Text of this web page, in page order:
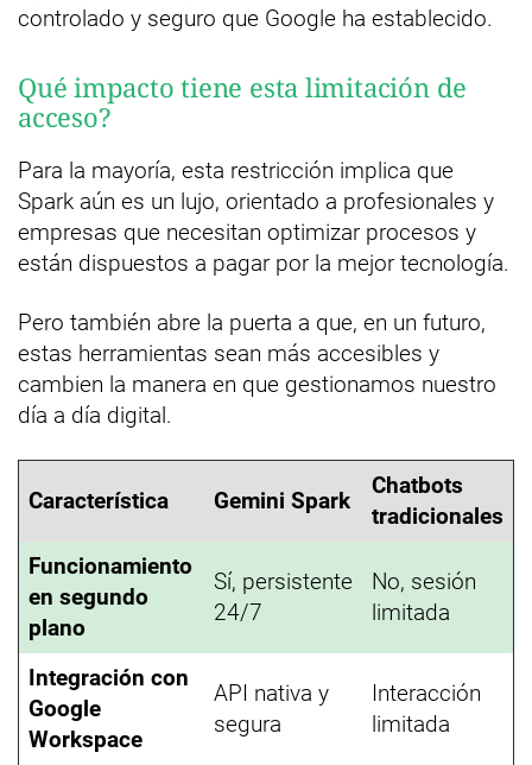
controlado y seguro que Google ha establecido.
Qué impacto tiene esta limitación de
acceso?
Para la mayoría, esta restricción implica que
Spark aún es un lujo, orientado a profesionales y
empresas que necesitan optimizar procesos y
están dispuestos a pagar por la mejor tecnología.
Pero también abre la puerta a que, en un futuro,
estas herramientas sean más accesibles y
cambien la manera en que gestionamos nuestro
día a día digital.
Característica Gemini Spark
Chatbots
tradicionales
Funcionamiento
en segundo
plano
Sí, persistente
24/7
No, sesión
limitada
Integración con
Google
Workspace
API nativa y
segura
Interacción
limitada